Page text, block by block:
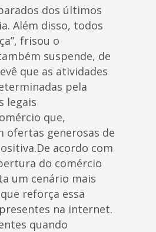
dos últimos
Além disso, todos
frisou o
suspende, de
que as atividades
pela
legais
que,
ofertas generosas de
acordo com
do comércio
um cenário mais
reforça essa
na internet.
quando